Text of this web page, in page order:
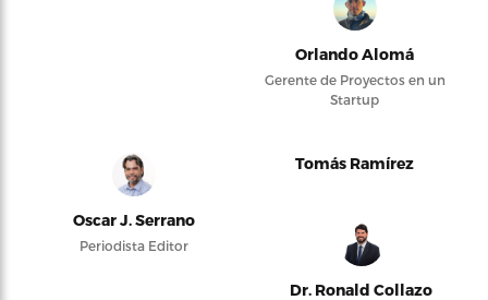
Orlando Alomá
Gerente de Proyectos en un
Startup
Oscar J. Serrano
Periodista Editor
Tomás Ramírez
Dr. Ronald Collazo